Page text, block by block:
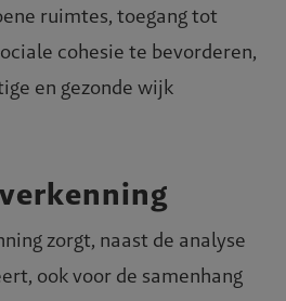
ruimtes, toegang tot
cohesie te bevorderen,
en gezonde wijk
zorgt, naast de analyse
ook voor de samenhang